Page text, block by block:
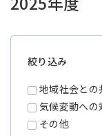
アジア大洋
絞り込み
地域社会との
気候変動への
その他